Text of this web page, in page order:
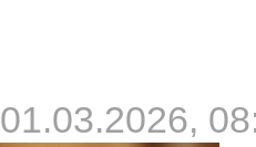
01.03.2026,